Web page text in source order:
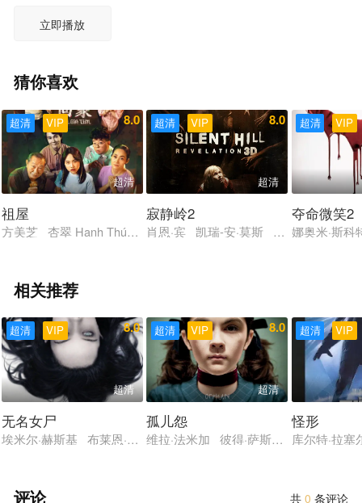
立即播放
猜你喜欢
VIP
超清 8.0
超清
祖屋
方美芝 杏翠 Hạnh Thúy 黄东 阮英秀 捷威·迈
VIP
超清 8.0
超清
寂静岭2
肖恩·宾 凯瑞-安·莫斯 马尔科姆·麦
VIP
超清
夺命微笑2
娜奥米·斯
相关推荐
VIP
超清 8.0
超清
无名女尸
埃米尔·赫斯基 布莱恩·考克斯 奥菲利亚·拉维邦德 迈克尔·麦克
VIP
超清 8.0
超清
孤儿怨
维拉·法米加 彼得·萨斯加德 伊莎贝拉
VIP
超清
怪形
库尔特·拉
共0 条评论
评论